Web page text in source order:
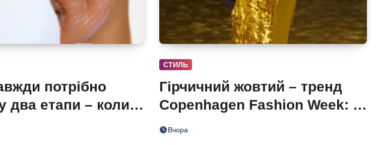
потрібно
два етапи – коли
достатньо
СТИЛЬ
Гірчичний жовтий – тренд
Copenhagen Fashion Week: 6
образів, що переводять літо
Вчора